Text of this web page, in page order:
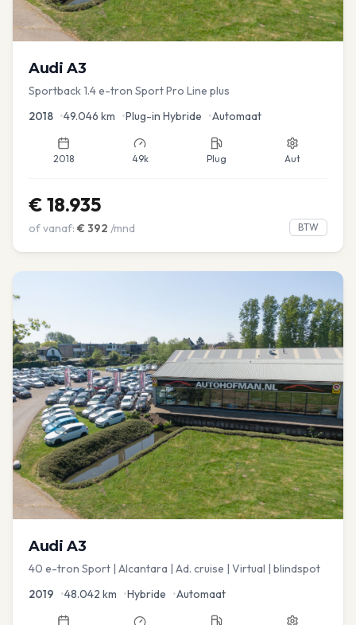
Audi A3
Sportback 1.4 e-tron Sport Pro Line plus
2018 •49.046 km •Plug-in Hybride •Automaat
2018 49k Plug Aut
€ 18.935
of vanaf: € 392 /mnd BTW
Audi A3
40 e-tron Sport | Alcantara | Ad. cruise | Virtual | blindspot
2019 •48.042 km •Hybride •Automaat